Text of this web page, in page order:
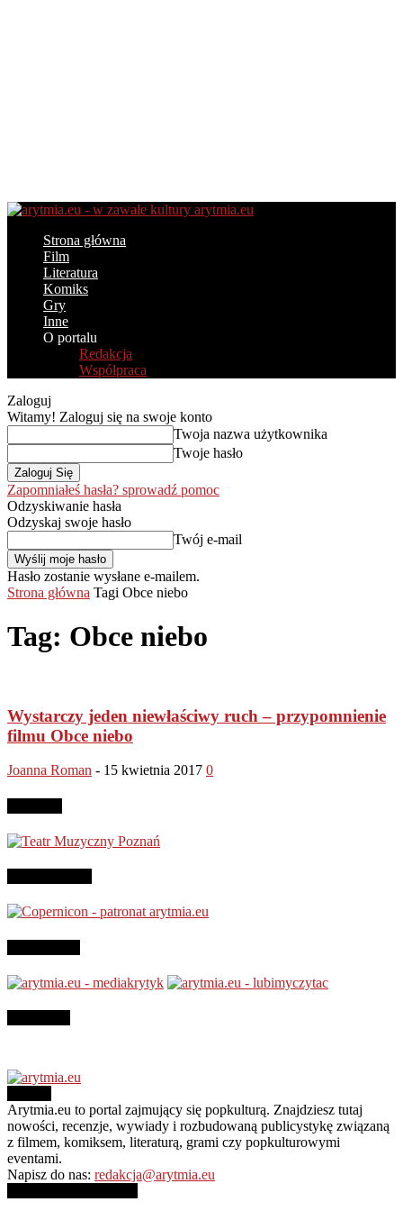
arytmia.eu
Strona główna
Film
Literatura
Komiks
Gry
Inne
O portalu
Redakcja
Współpraca
Zaloguj
Witamy! Zaloguj się na swoje konto
Twoja nazwa użytkownika
Twoje hasło
Zapomniałeś hasła? sprowadź pomoc
Odzyskiwanie hasła
Odzyskaj swoje hasło
Twój e-mail
Hasło zostanie wysłane e-mailem.
Strona główna Tagi Obce niebo
Tag: Obce niebo
Wystarczy jeden niewłaściwy ruch – przypomnienie
filmu Obce niebo
Joanna Roman - 15 kwietnia 2017 0
Arytmia.eu to portal zajmujący się popkulturą. Znajdziesz tutaj
nowości, recenzje, wywiady i rozbudowaną publicystykę związaną
z filmem, komiksem, literaturą, grami czy popkulturowymi
eventami.
Napisz do nas: redakcja@arytmia.eu